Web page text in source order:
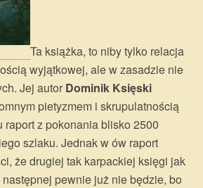
Ta książka, to niby tylko relacja
wyjątkowej, ale w zasadzie nie
Jej autor Dominik Księski
pietyzmem i skrupulatnością
raport z pokonania blisko 2500
szlaku. Jednak w ów raport
że drugiej tak karpackiej księgi jak
następnej pewnie już nie będzie, bo